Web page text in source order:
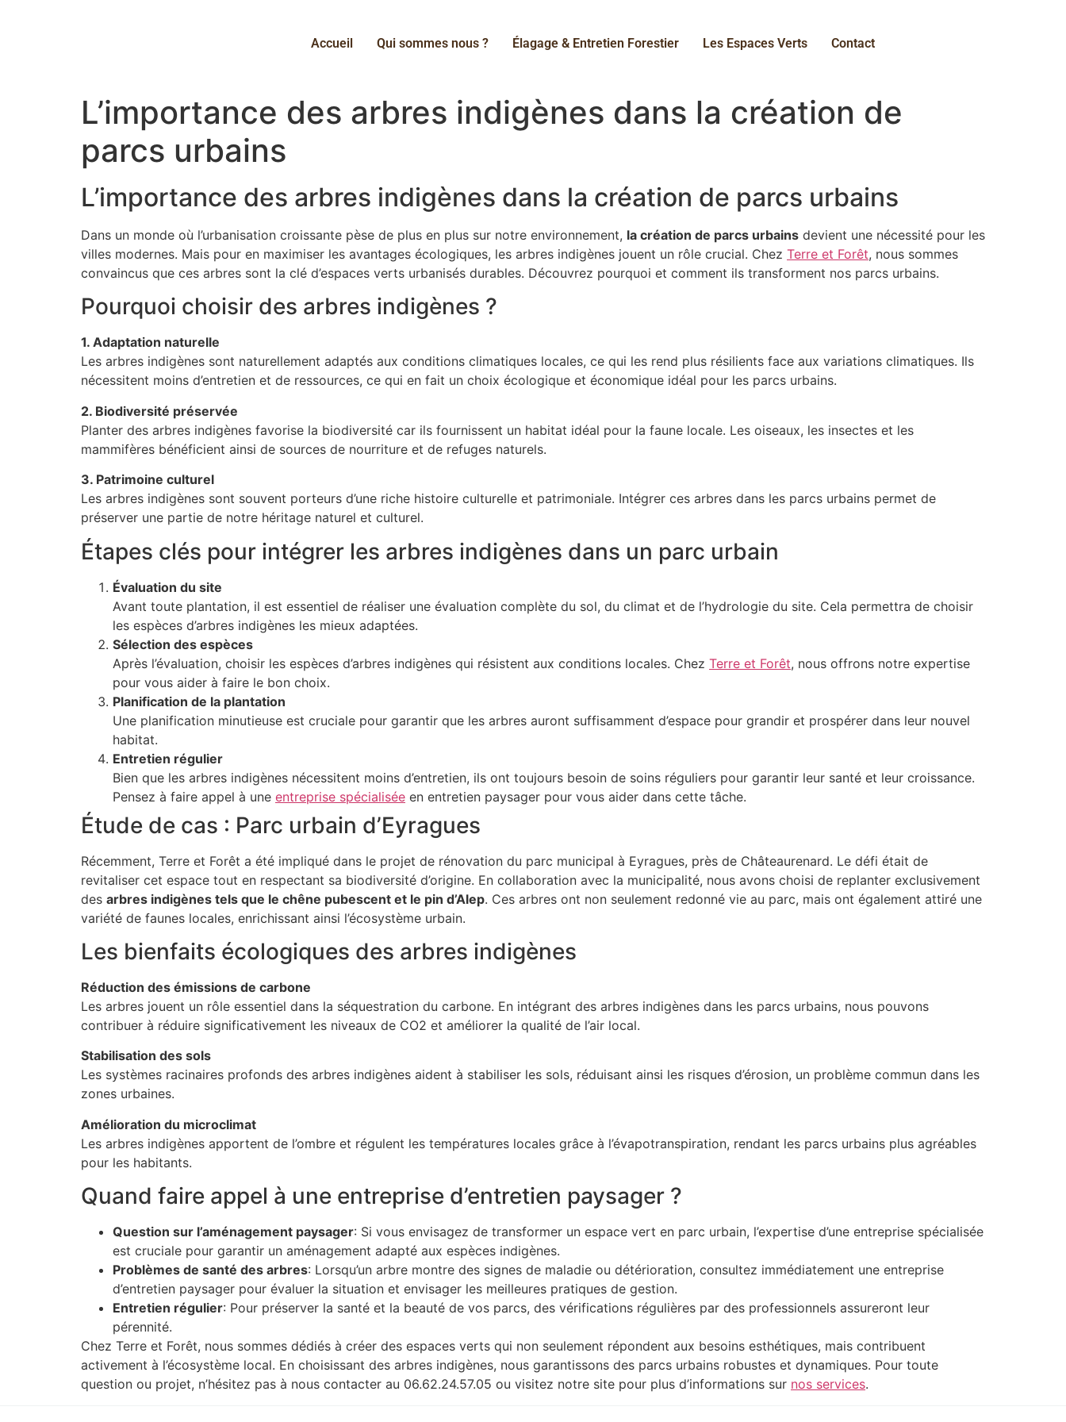
Accueil Qui sommes nous ? Élagage & Entretien Forestier Les Espaces Verts Contact
L’importance des arbres indigènes dans la création de
parcs urbains
L’importance des arbres indigènes dans la création de parcs urbains
Dans un monde où l’urbanisation croissante pèse de plus en plus sur notre environnement, la création de parcs urbains devient une nécessité pour les
villes modernes. Mais pour en maximiser les avantages écologiques, les arbres indigènes jouent un rôle crucial. Chez Terre et Forêt, nous sommes
convaincus que ces arbres sont la clé d’espaces verts urbanisés durables. Découvrez pourquoi et comment ils transforment nos parcs urbains.
Pourquoi choisir des arbres indigènes ?
1. Adaptation naturelle
Les arbres indigènes sont naturellement adaptés aux conditions climatiques locales, ce qui les rend plus résilients face aux variations climatiques. Ils
nécessitent moins d’entretien et de ressources, ce qui en fait un choix écologique et économique idéal pour les parcs urbains.
2. Biodiversité préservée
Planter des arbres indigènes favorise la biodiversité car ils fournissent un habitat idéal pour la faune locale. Les oiseaux, les insectes et les
mammifères bénéficient ainsi de sources de nourriture et de refuges naturels.
3. Patrimoine culturel
Les arbres indigènes sont souvent porteurs d’une riche histoire culturelle et patrimoniale. Intégrer ces arbres dans les parcs urbains permet de
préserver une partie de notre héritage naturel et culturel.
Étapes clés pour intégrer les arbres indigènes dans un parc urbain
Évaluation du site
Avant toute plantation, il est essentiel de réaliser une évaluation complète du sol, du climat et de l’hydrologie du site. Cela permettra de choisir
les espèces d’arbres indigènes les mieux adaptées.
Sélection des espèces
Après l’évaluation, choisir les espèces d’arbres indigènes qui résistent aux conditions locales. Chez Terre et Forêt, nous offrons notre expertise
pour vous aider à faire le bon choix.
Planification de la plantation
Une planification minutieuse est cruciale pour garantir que les arbres auront suffisamment d’espace pour grandir et prospérer dans leur nouvel
habitat.
Entretien régulier
Bien que les arbres indigènes nécessitent moins d’entretien, ils ont toujours besoin de soins réguliers pour garantir leur santé et leur croissance.
Pensez à faire appel à une entreprise spécialisée en entretien paysager pour vous aider dans cette tâche.
Étude de cas : Parc urbain d’Eyragues
Récemment, Terre et Forêt a été impliqué dans le projet de rénovation du parc municipal à Eyragues, près de Châteaurenard. Le défi était de
revitaliser cet espace tout en respectant sa biodiversité d’origine. En collaboration avec la municipalité, nous avons choisi de replanter exclusivement
des arbres indigènes tels que le chêne pubescent et le pin d’Alep. Ces arbres ont non seulement redonné vie au parc, mais ont également attiré une
variété de faunes locales, enrichissant ainsi l’écosystème urbain.
Les bienfaits écologiques des arbres indigènes
Réduction des émissions de carbone
Les arbres jouent un rôle essentiel dans la séquestration du carbone. En intégrant des arbres indigènes dans les parcs urbains, nous pouvons
contribuer à réduire significativement les niveaux de CO2 et améliorer la qualité de l’air local.
Stabilisation des sols
Les systèmes racinaires profonds des arbres indigènes aident à stabiliser les sols, réduisant ainsi les risques d’érosion, un problème commun dans les
zones urbaines.
Amélioration du microclimat
Les arbres indigènes apportent de l’ombre et régulent les températures locales grâce à l’évapotranspiration, rendant les parcs urbains plus agréables
pour les habitants.
Quand faire appel à une entreprise d’entretien paysager ?
Question sur l’aménagement paysager: Si vous envisagez de transformer un espace vert en parc urbain, l’expertise d’une entreprise spécialisée
est cruciale pour garantir un aménagement adapté aux espèces indigènes.
Problèmes de santé des arbres: Lorsqu’un arbre montre des signes de maladie ou détérioration, consultez immédiatement une entreprise
d’entretien paysager pour évaluer la situation et envisager les meilleures pratiques de gestion.
Entretien régulier: Pour préserver la santé et la beauté de vos parcs, des vérifications régulières par des professionnels assureront leur
pérennité.
Chez Terre et Forêt, nous sommes dédiés à créer des espaces verts qui non seulement répondent aux besoins esthétiques, mais contribuent
activement à l’écosystème local. En choisissant des arbres indigènes, nous garantissons des parcs urbains robustes et dynamiques. Pour toute
question ou projet, n’hésitez pas à nous contacter au 06.62.24.57.05 ou visitez notre site pour plus d’informations sur nos services.